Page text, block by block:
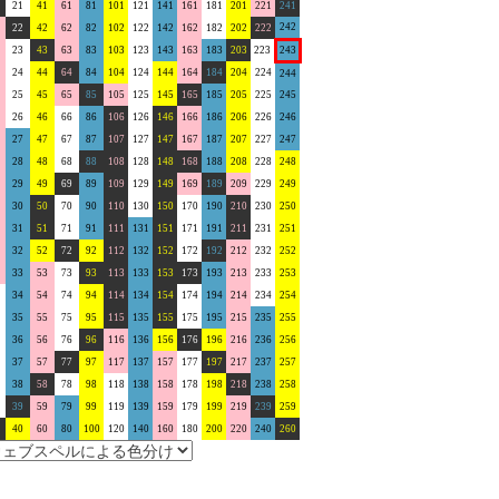
21 41 61 81 101 121 141 161 181 201 221
241
22 42 62 82 102 122 142 162 182 202 222 242
23 43 63 83 103 123 143 163 183 203 223
243
24 44 64 84 104 124 144 164 184 204 224
244
25 45 65 85 105 125 145 165 185 205 225
245
26 46 66 86 106 126 146 166 186 206 226
246
27 47 67 87 107 127 147 167 187 207 227
247
28 48 68 88 108 128 148 168 188 208 228
248
29 49 69 89 109 129 149 169 189 209 229
249
30 50 70 90 110 130 150 170 190 210 230
250
31 51 71 91 111 131 151 171 191 211 231
251
32 52 72 92 112 132 152 172 192 212 232
252
33 53 73 93 113 133 153 173 193 213 233
253
34 54 74 94 114 134 154 174 194 214 234
254
35 55 75 95 115 135 155 175 195 215 235
255
36 56 76 96 116 136 156 176 196 216 236
256
37 57 77 97 117 137 157 177 197 217 237
257
38 58 78 98 118 138 158 178 198 218 238
258
39 59 79 99 119 139 159 179 199 219 239
259
40 60 80 100 120 140 160 180 200 220 240 260